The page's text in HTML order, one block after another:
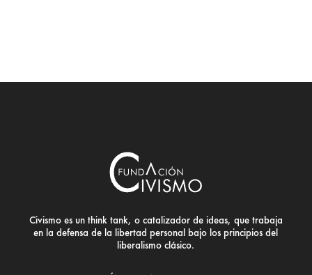
Civismo es un think tank, o catalizador de ideas, que trabaja
en la defensa de la libertad personal bajo los principios del
liberalismo clásico.